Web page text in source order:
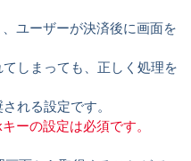
ユーザーが決済後に画面を
しまっても、正しく処理を
れる設定です。
ーの設定は必須です。